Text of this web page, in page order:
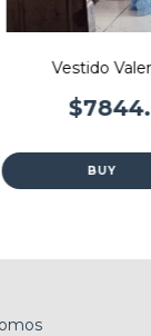
Vestido
BUY